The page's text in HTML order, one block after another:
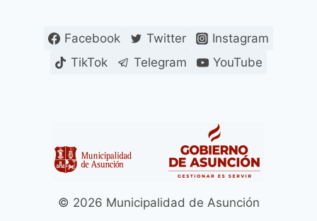
Facebook Twitter
Instagram
TikTok
Telegram YouTube
© 2026 Municipalidad de Asunción